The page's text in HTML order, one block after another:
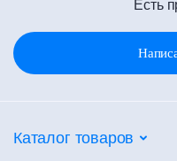
Есть
Каталог товаров